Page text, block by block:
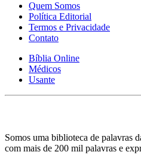
Quem Somos
Política Editorial
Termos e Privacidade
Contato
Bíblia Online
Médicos
Usante
Somos uma biblioteca de palavras
com mais de 200 mil palavras e